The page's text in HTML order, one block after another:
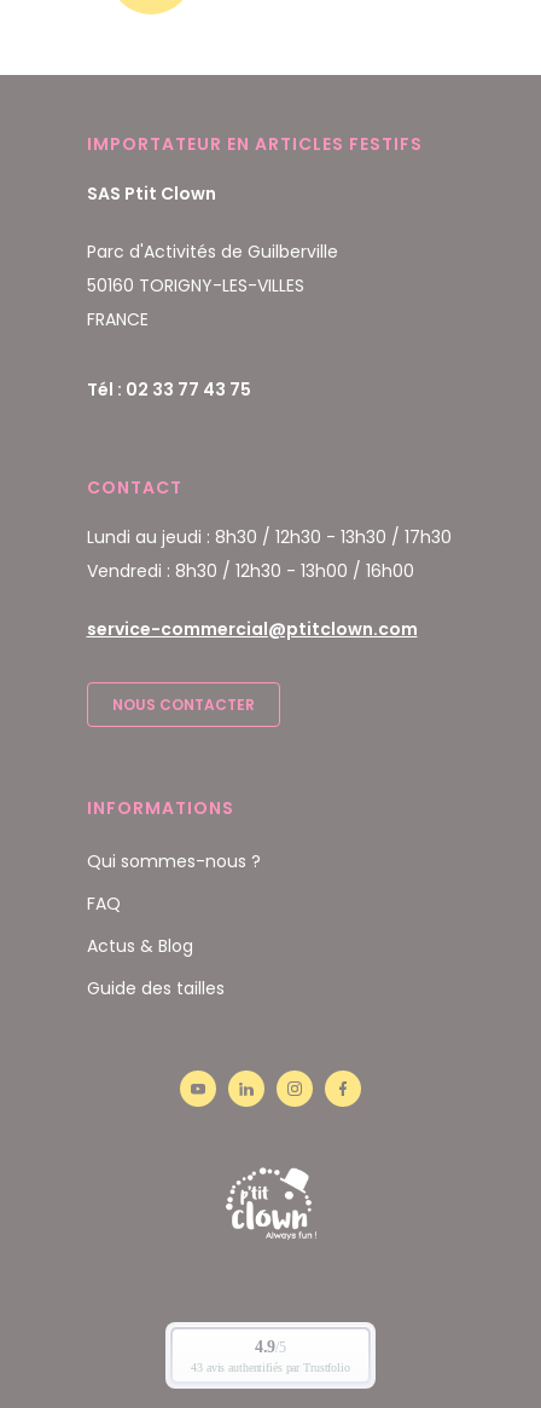
IMPORTATEUR EN ARTICLES FESTIFS
SAS Ptit Clown
Parc d'Activités de Guilberville
50160 TORIGNY-LES-VILLES
FRANCE
Tél : 02 33 77 43 75
CONTACT
Lundi au jeudi : 8h30 / 12h30 - 13h30 / 17h30
Vendredi : 8h30 / 12h30 - 13h00 / 16h00
service-commercial@ptitclown.com
NOUS CONTACTER
INFORMATIONS
Qui sommes-nous ?
FAQ
Actus & Blog
Guide des tailles